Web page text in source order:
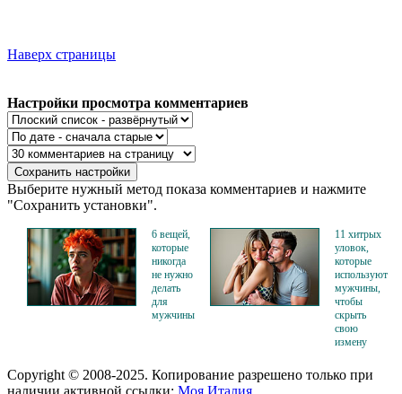
Наверх страницы
Настройки просмотра комментариев
Выберите нужный метод показа комментариев и нажмите
"Сохранить установки".
6 вещей,
которые
никогда
не нужно
делать
для
мужчины
11 хитрых
уловок,
которые
используют
мужчины,
чтобы
скрыть
свою
измену
Copyright © 2008-2025. Копирование разрешено только при
наличии активной ссылки: Моя Италия